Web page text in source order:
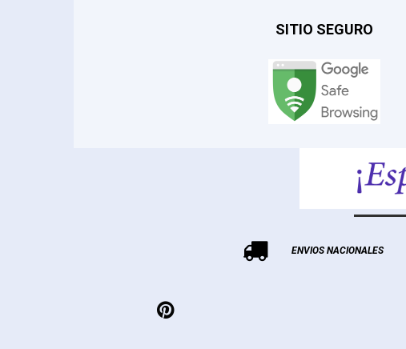
SITIO SEGURO
 ENVIOS NACIONALES
